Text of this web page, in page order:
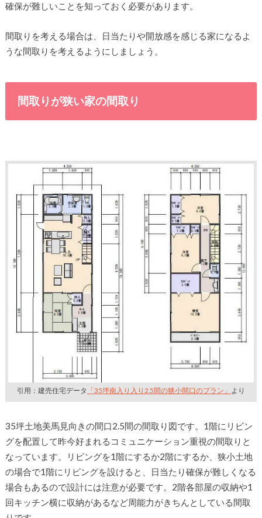
確保が難しいことを知っておく必要があります。
間取りを考える場合は、日当たりや開放感を感じる家になるよ
うな間取りを考えるようにしましょう。
間取りが狭い家の間取り
引用：建売住宅データ 「35坪南入り入り2.5間の狭小間口のプラン」 より
35坪土地美馬見向きの間口2.5間の間取り図です。1階にリビン
グを配置して昨今好まれるコミュニケーション重視の間取りと
なっています。リビングを1階にするか2階にするか、狭小土地
の場合で1階にリビングを設けると、日当たり確保が難しくなる
場合もあるので設計には注意が必要です。2階各部屋の収納や1
回キッチン横に収納があるなど周能力がきちんとしている間取